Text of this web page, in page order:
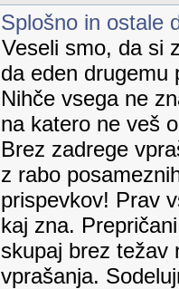
Splošno in ostale
Veseli smo, da si
da eden drugemu
Nihče vsega ne
na katero ne veš
Brez zadrege
z rabo
prispevkov! Prav
kaj zna.
skupaj brez težav
vprašanja.